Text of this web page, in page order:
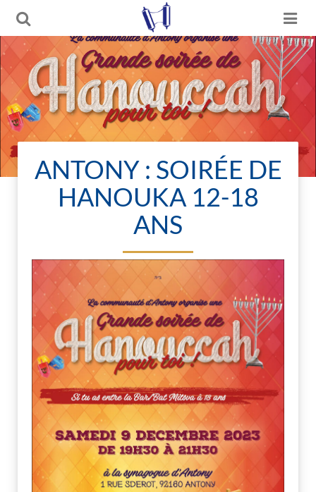
ANTONY : SOIRÉE DE
HANOUKA 12-18
ANS